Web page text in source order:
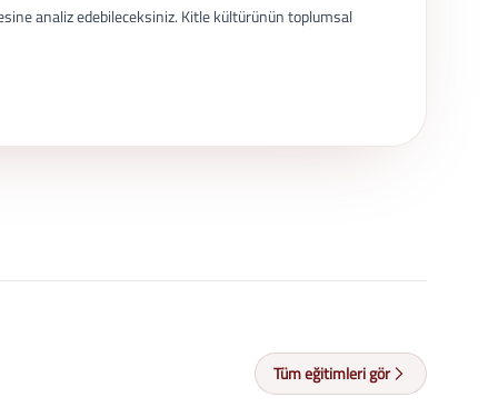
analiz edebileceksiniz. Kitle kültürünün toplumsal
Tüm eğitimleri gör